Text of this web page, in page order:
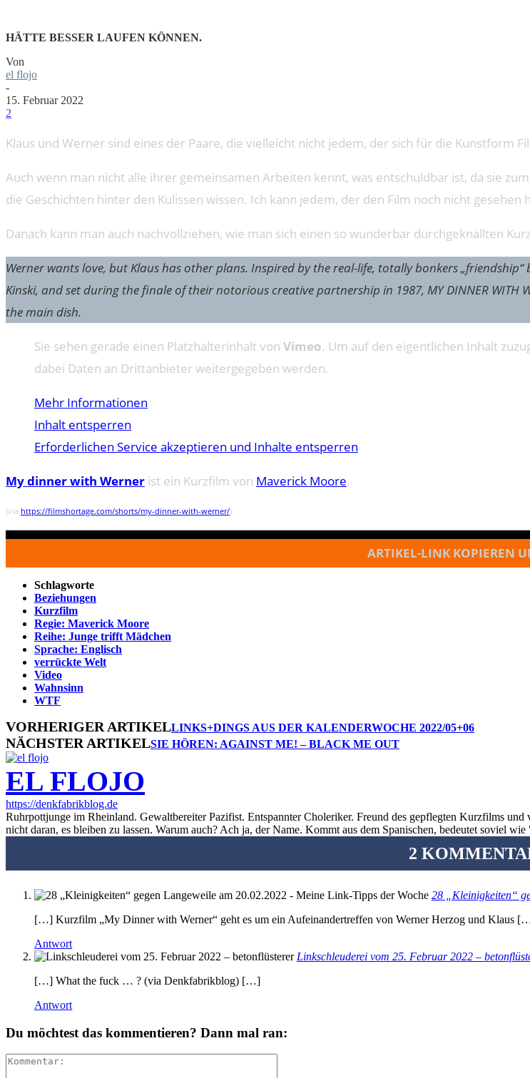
HÄTTE BESSER LAUFEN KÖNNEN.
Von
el flojo
-
15. Februar 2022
2
Klaus und Werner sind eines der Paare, die vielleicht nicht jedem, der sich für die Kunstform
Auch wenn man nicht alle ihrer gemeinsamen Arbeiten kennt, was entschuldbar ist, da sie
die Geschichten hinter den Kulissen wissen. Ich kann jedem, der den Film noch nicht
Danach kann man auch nachvollziehen, wie man sich einen so wunderbar durchgeknallten
Werner wants love, but Klaus has other plans. Inspired by the real-life, totally bonkers
Kinski, and set during the finale of their notorious creative partnership in 1987, MY DINNER
the main dish.
Sie sehen gerade einen Platzhalterinhalt von Vimeo. Um auf den eigentlichen Inhalt
dabei Daten an Drittanbieter weitergegeben werden.
Mehr Informationen
Inhalt entsperren
Erforderlichen Service akzeptieren und Inhalte entsperren
My dinner with Werner ist ein Kurzfilm von Maverick Moore.
(via https://filmshortage.com/shorts/my-dinner-with-werner/)
ARTIKEL-LINK KOPIEREN
Schlagworte
Beziehungen
Kurzfilm
Regie: Maverick Moore
Reihe: Junge trifft Mädchen
Sprache: Englisch
verrückte Welt
Video
Wahnsinn
WTF
VORHERIGER ARTIKELLINKS+DINGS AUS DER KALENDERWOCHE 2022/05+06
NÄCHSTER ARTIKELSIE HÖREN: AGAINST ME! – BLACK ME OUT
EL FLOJO
https://denkfabrikblog.de
Ruhrpottjunge im Rheinland. Gewaltbereiter Pazifist. Entspannter Choleriker. Freund des gepflegten Kurzfilms
nicht daran, es bleiben zu lassen. Warum auch? Ach ja, der Name. Kommt aus dem Spanischen, bedeutet soviel
2
28 „Kleinigkeiten“
[…] Kurzfilm „My Dinner with Werner“ geht es um ein Aufeinandertreffen von Werner Herzog und Klaus
Antwort
Linkschleuderei vom 25. Februar 2022 –
[…] What the fuck … ? (via Denkfabrikblog) […]
Antwort
Du möchtest das kommentieren? Dann mal ran: